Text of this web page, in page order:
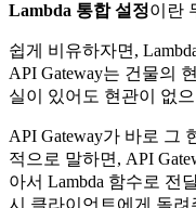
Lambda 통합 설정이란
쉽게 비유하자면,
API Gateway는 건물의
실이 있어도 현관이 없
API Gateway가 바로 그
적으로 말하면, API
아서 Lambda 함수로 전